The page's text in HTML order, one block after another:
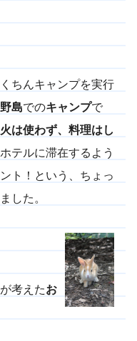
島でのキャンプで
火は使わず、料理はし
テルに滞在するよう
ト！という、ちょっ
した。
考えたお